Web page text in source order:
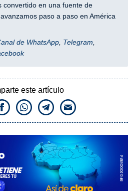
convertido en una fuente de
paso a paso en América
de WhatsApp Telegram
este artículo